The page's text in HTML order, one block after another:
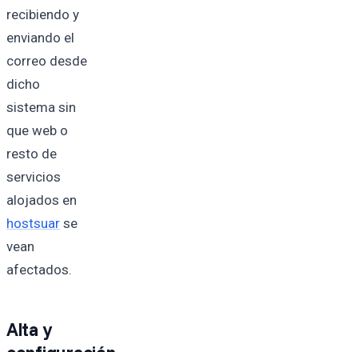
recibiendo y
enviando el
correo desde
dicho
sistema sin
que web o
resto de
servicios
alojados en
hostsuar se
vean
afectados.
Alta y